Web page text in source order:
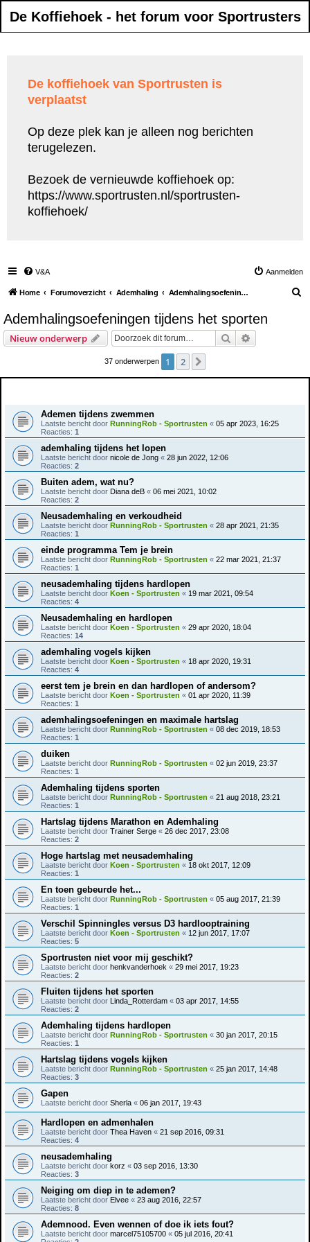
De Koffiehoek - het forum voor Sportrusters
De koffiehoek van Sportrusten is
verplaatst
Op deze plek kan je alleen nog berichten
terugelezen.
Bezoek de vernieuwde koffiehoek op:
https://www.sportrusten.nl/sportrusten-
koffiehoek/
V&A Aanmelden
Home Forumoverzicht Ademhaling Ademhalingsoefeningen tijdens het sporten
Ademhalingsoefeningen tijdens het sporten
Nieuw onderwerp Zoek
37 onderwerpen 1 2
Ademen tijdens zwemmen
Laatste bericht door RunningRob - Sportrusten « 05 apr 2023, 16:25
Reacties: 1
ademhaling tijdens het lopen
Laatste bericht door nicole de Jong « 28 jun 2022, 12:06
Reacties: 2
Buiten adem, wat nu?
Laatste bericht door Diana deB « 06 mei 2021, 10:02
Reacties: 2
Neusademhaling en verkoudheid
Laatste bericht door RunningRob - Sportrusten « 28 apr 2021, 21:35
Reacties: 1
einde programma Tem je brein
Laatste bericht door RunningRob - Sportrusten « 22 mar 2021, 21:37
Reacties: 1
neusademhaling tijdens hardlopen
Laatste bericht door Koen - Sportrusten « 19 mar 2021, 09:54
Reacties: 4
Neusademhaling en hardlopen
Laatste bericht door Koen - Sportrusten « 29 apr 2020, 18:04
Reacties: 14
ademhaling vogels kijken
Laatste bericht door Koen - Sportrusten « 18 apr 2020, 19:31
Reacties: 4
eerst tem je brein en dan hardlopen of andersom?
Laatste bericht door Koen - Sportrusten « 01 apr 2020, 11:39
Reacties: 1
ademhalingsoefeningen en maximale hartslag
Laatste bericht door RunningRob - Sportrusten « 08 dec 2019, 18:53
Reacties: 1
duiken
Laatste bericht door RunningRob - Sportrusten « 02 jun 2019, 23:37
Reacties: 1
Ademhaling tijdens sporten
Laatste bericht door RunningRob - Sportrusten « 21 aug 2018, 23:21
Reacties: 1
Hartslag tijdens Marathon en Ademhaling
Laatste bericht door Trainer Serge « 26 dec 2017, 23:08
Reacties: 2
Hoge hartslag met neusademhaling
Laatste bericht door Koen - Sportrusten « 18 okt 2017, 12:09
Reacties: 1
En toen gebeurde het...
Laatste bericht door RunningRob - Sportrusten « 05 aug 2017, 21:39
Reacties: 1
Verschil Spinningles versus D3 hardlooptraining
Laatste bericht door Koen - Sportrusten « 12 jun 2017, 17:07
Reacties: 5
Sportrusten niet voor mij geschikt?
Laatste bericht door henkvanderhoek « 29 mei 2017, 19:23
Reacties: 2
Fluiten tijdens het sporten
Laatste bericht door Linda_Rotterdam « 03 apr 2017, 14:55
Reacties: 2
Ademhaling tijdens hardlopen
Laatste bericht door RunningRob - Sportrusten « 30 jan 2017, 20:15
Reacties: 1
Hartslag tijdens vogels kijken
Laatste bericht door RunningRob - Sportrusten « 25 jan 2017, 14:48
Reacties: 3
Gapen
Laatste bericht door Sherla « 06 jan 2017, 19:43
Hardlopen en admenhalen
Laatste bericht door Thea Haven « 21 sep 2016, 09:31
Reacties: 4
neusademhaling
Laatste bericht door korz « 03 sep 2016, 13:30
Reacties: 3
Neiging om diep in te ademen?
Laatste bericht door Elvee « 23 aug 2016, 22:57
Reacties: 8
Ademnood. Even wennen of doe ik iets fout?
Laatste bericht door marcel75105700 « 05 jul 2016, 20:41